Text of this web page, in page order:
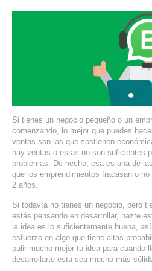
SERVIDORES VPS WINDOWS
PAGINAS WEB PARA NEGOCIOS
PAGINA WEB CON MANEJADOR DE
PAGINA WEB CON CATÁLOGO DE
PAGINAS WEB A MEDIDA
APPS PARA NEGOCIOS
SISTEMAS PARA NEGOCIOS Y EMPRESAS
MARKETING DIGITAL
Si tienes un negocio pequeño o un
comenzando, lo mejor que puedes
ventas son las que sostienen
hay ventas o estas no son suficientes
problemas. De hecho, esa es una de
que los emprendimientos fracasan o
2 años.
Si todavía no tienes un negocio, pero
estás pensando en desarrollar, hazte
la idea es lo suficientemente buena,
esfuerzo en algo que tiene altas
pulir mucho mejor tu idea para cuando
desarrollarte esta sea mucho más